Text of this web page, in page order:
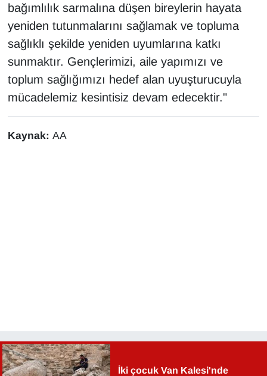
bağımlılık sarmalına düşen bireylerin hayata
yeniden tutunmalarını sağlamak ve topluma
sağlıklı şekilde yeniden uyumlarına katkı
sunmaktır. Gençlerimizi, aile yapımızı ve
toplum sağlığımızı hedef alan uyuşturucuyla
mücadelemiz kesintisiz devam edecektir."
Kaynak: AA
İki çocuk Van Kalesi'nde
SAĞLIK
Seri İlan
Sinema - TV
SİYASET
SPOR
YEREL